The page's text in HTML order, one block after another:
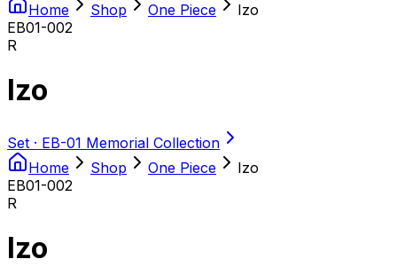
Home
Shop One Piece
Izo
EB01-002
R
Izo
Set · EB-01 Memorial Collection
Home
Shop One Piece
Izo
EB01-002
R
Izo